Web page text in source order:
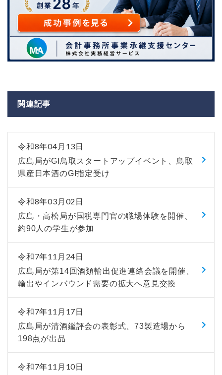
関連記事
令和8年04月13日
広島局がGI鳥取スタートアップイベント、鳥取
県産日本酒のGI指定受け
令和8年03月02日
広島・高松局が国税専門官の職場体験を開催、
約90人の学生が参加
令和7年11月24日
広島局が第14回酒類輸出促進連絡会議を開催、
輸出やインバウンド需要の拡大へ意見交換
令和7年11月17日
広島局が清酒鑑評会の表彰式、73製造場から
198点が出品
令和7年11月10日